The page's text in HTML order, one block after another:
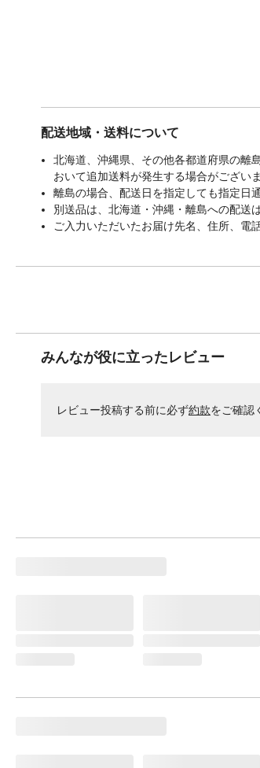
配送地域・送料について
北海道、沖縄県、その他各都道府県の離
おいて追加送料が発生する場合がございま
離島の場合、配送日を指定しても指定日
別送品は、北海道・沖縄・離島への配送
ご入力いただいたお届け先名、住所、電
みんなが役に立ったレビュー
レビュー投稿する前に必ず約款をご確認